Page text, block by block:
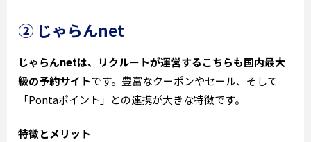
② じゃらんnet
じゃらんnetは、リクルートが運営するこちらも国内最大
級の予約サイトです。豊富なクーポンやセール、そして
「Pontaポイント」との連携が大きな特徴です。
特徴とメリット